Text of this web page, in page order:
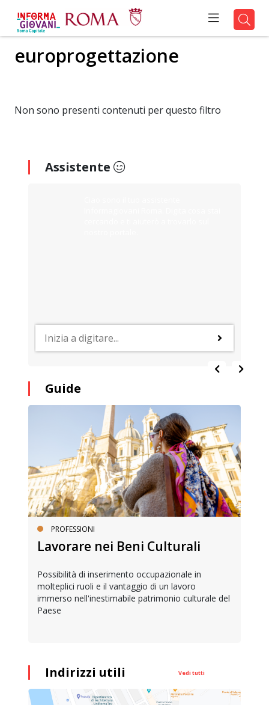
europrogettazione
Non sono presenti contenuti per questo filtro
Assistente
Guide
PROFESSIONI
Lavorare nei Beni Culturali
Possibilità di inserimento occupazionale in
molteplici ruoli e il vantaggio di un lavoro
immerso nell'inestimabile patrimonio culturale del
Paese
Indirizzi utili Vedi tutti